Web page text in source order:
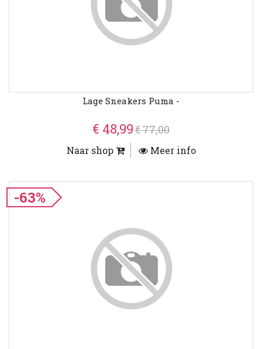
Lage Sneakers Puma -
€ 48,99€ 77,00
Naar shop Meer info
-63%